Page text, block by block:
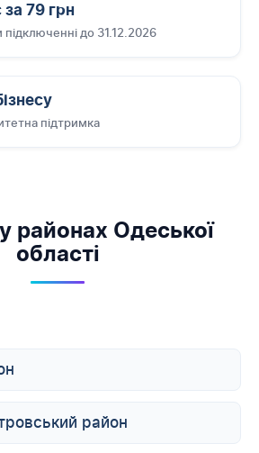
за 79 грн
до 31.12.2026
підтримка
у районах Одеської
області
район